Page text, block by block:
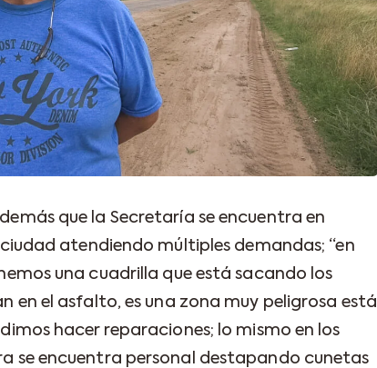
que la Secretaría se encuentra en
atendiendo múltiples demandas; “en
una cuadrilla que está sacando los
en el asfalto, es una zona muy peligrosa está
hacer reparaciones; lo mismo en los
se encuentra personal destapando cunetas